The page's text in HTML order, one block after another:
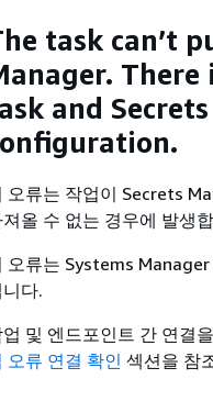
task can’t
and
오류는 작업이 Secrets
져올 수 없는 경우에 발생
오류는 Systems
다.
업 및 엔드포인트 간 연결
오류 연결 확인 섹션을 참